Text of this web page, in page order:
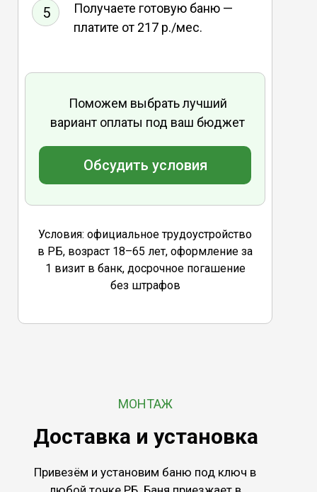
5
Получаете готовую баню —
платите от 217 р./мес.
Обсудить условия
Поможем выбрать лучший
вариант оплаты под ваш бюджет
Условия: официальное трудоустройство
в РБ, возраст 18–65 лет, оформление за
1 визит в банк, досрочное погашение
без штрафов
МОНТАЖ
Доставка и установка
Привезём и установим баню под ключ в